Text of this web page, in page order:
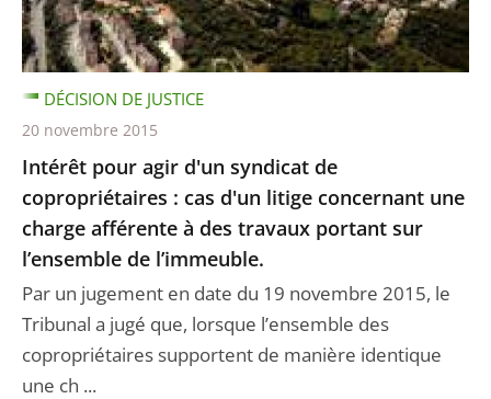
Intérêt pour agir d'un syndicat de
copropriétaires : cas d'un litige concernant une
charge afférente à des travaux portant sur
l’ensemble de l’immeuble.
Par un jugement en date du 19 novembre 2015, le
Tribunal a jugé que, lorsque l’ensemble des
copropriétaires supportent de manière identique
une ch ...
DÉCISION DE JUSTICE
20 novembre 2015